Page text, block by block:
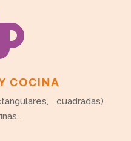
COCINA
cuadradas)